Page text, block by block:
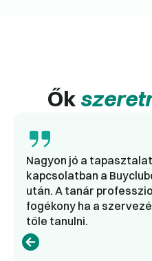
Ők
Nagyon jó a
kapcsolatban a
után. A tanár
fogékony ha a
tőle tanulni.